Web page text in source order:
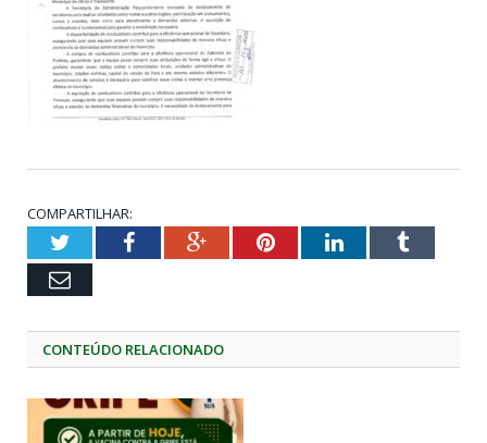
COMPARTILHAR:
TwitterFacebookGoogle+PinterestLinkedInTumblr
Email
CONTEÚDO RELACIONADO